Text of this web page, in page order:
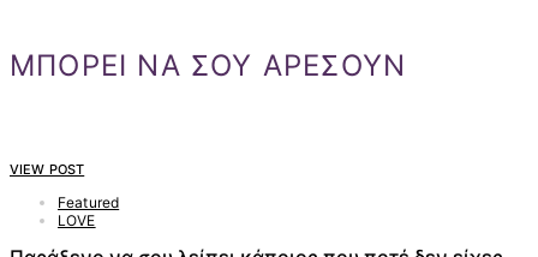
ΜΠΟΡΕΙ ΝΑ ΣΟΥ ΑΡΕΣΟΥΝ
VIEW POST
Featured
LOVE